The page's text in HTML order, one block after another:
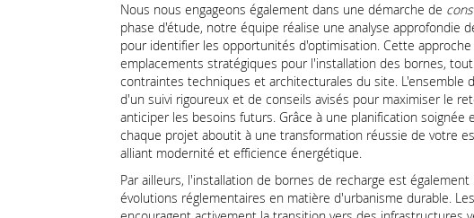
Nous nous engageons également dans une démarche de
phase d'étude, notre équipe réalise une analyse approfondie
pour identifier les opportunités d'optimisation. Cette
emplacements stratégiques pour l'installation des bornes,
contraintes techniques et architecturales du site. L'ensemble
d'un suivi rigoureux et de conseils avisés pour maximiser le
anticiper les besoins futurs. Grâce à une planification soignée
chaque projet aboutit à une transformation réussie de votre
alliant modernité et efficience énergétique.
Par ailleurs, l'installation de bornes de recharge est
évolutions réglementaires en matière d'urbanisme durable.